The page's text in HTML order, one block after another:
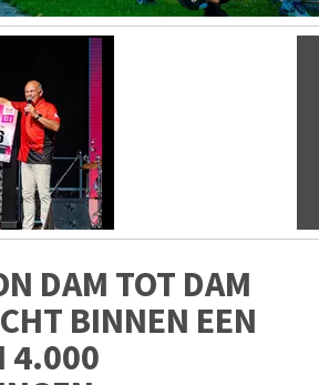
DAM TOT DAM
BINNEN EEN
4.000